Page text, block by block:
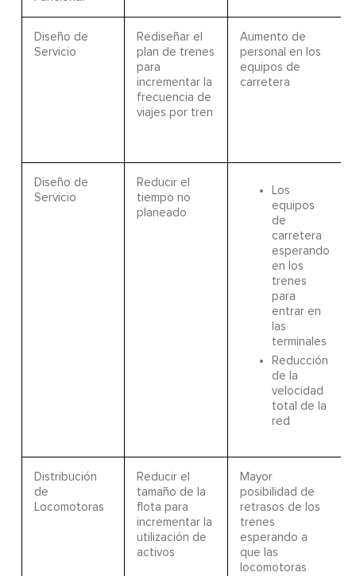
Diseño de
Servicio
Rediseñar el
plan de trenes
para
incrementar la
frecuencia de
viajes por tren
Aumento de
personal en los
equipos de
carretera
Diseño de
Servicio
Reducir el
tiempo no
planeado
Los
equipos
de
carretera
esperando
en los
trenes
para
entrar en
las
terminales
Reducción
de la
velocidad
total de la
red
Distribución
de
Locomotoras
Reducir el
tamaño de la
flota para
incrementar la
utilización de
activos
Mayor
posibilidad de
retrasos de los
trenes
esperando a
que las
locomotoras